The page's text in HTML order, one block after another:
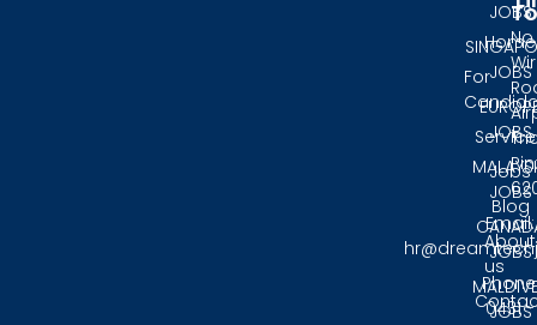
JOBS
JOBS
JOBS
JOBS
JOBS
JOBS
Home
For
Jobs
Blog
About
us
Pin:
Email:
0431 -